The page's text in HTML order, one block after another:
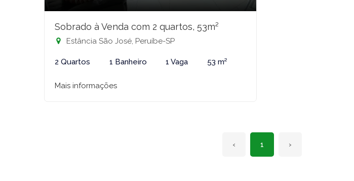
Sobrado à Venda com 2 quartos, 53m²
Estância São José, Peruíbe-SP
2 Quartos 1 Banheiro 1 Vaga 53 m²
Mais informações
‹ 1 ›